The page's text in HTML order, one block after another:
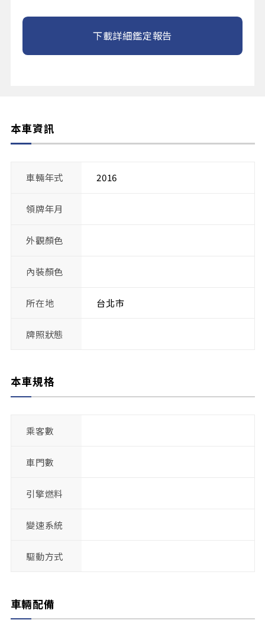
下載詳細鑑定報告
本車資訊
車輛年式 2016
領牌年月
外觀顏色
內裝顏色
所在地 台北市
牌照狀態
本車規格
乘客數
車門數
引擎燃料
變速系統
驅動方式
車輛配備